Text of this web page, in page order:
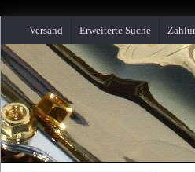
Erweiterte Suche
Versand